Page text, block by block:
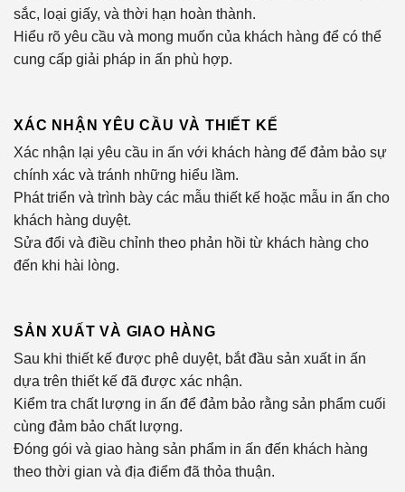
sắc, loại giấy, và thời hạn hoàn thành.
Hiểu rõ yêu cầu và mong muốn của khách hàng để có thể
cung cấp giải pháp in ấn phù hợp.
XÁC NHẬN YÊU CẦU VÀ THIẾT KẾ
Xác nhận lại yêu cầu in ấn với khách hàng để đảm bảo sự
chính xác và tránh những hiểu lầm.
Phát triển và trình bày các mẫu thiết kế hoặc mẫu in ấn cho
khách hàng duyệt.
Sửa đổi và điều chỉnh theo phản hồi từ khách hàng cho
đến khi hài lòng.
SẢN XUẤT VÀ GIAO HÀNG
Sau khi thiết kế được phê duyệt, bắt đầu sản xuất in ấn
dựa trên thiết kế đã được xác nhận.
Kiểm tra chất lượng in ấn để đảm bảo rằng sản phẩm cuối
cùng đảm bảo chất lượng.
Đóng gói và giao hàng sản phẩm in ấn đến khách hàng
theo thời gian và địa điểm đã thỏa thuận.